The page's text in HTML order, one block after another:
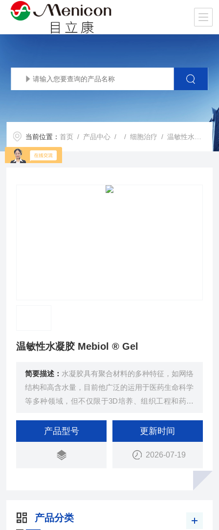
当前位置：首页 / 产品中心 / /细胞治疗 / 温敏性水凝胶 Mebiol ® Gel
温敏性水凝胶 Mebiol ® Gel
简要描述： 水凝胶具有聚合材料的多种特征，如网络
结构和高含水量，目前他广泛的运用于医药生命科学
等多种领域，但不仅限于3D培养、组织工程和药物
共聚物早在 2000 年初就已经商业化，研究证明，M
ebiol® Gel 的特性使其非常适合应用于细胞培养和组
产品型号 更新时间
2026-07-19
产品分类